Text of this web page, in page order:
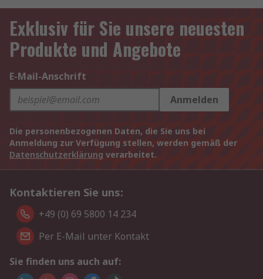
Exklusiv für Sie unsere neuesten
Produkte und Angebote
E-Mail-Anschrift
Anmelden
Die personenbezogenen Daten, die Sie uns bei
Anmeldung zur Verfügung stellen, werden gemäß der
Datenschutzerklärung verarbeitet.
Kontaktieren Sie uns:
+49 (0) 69 5800 14 234
Per E-Mail unter Kontakt
Sie finden uns auch auf: